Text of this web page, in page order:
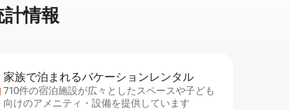
情⁠報
家族で泊まれるバ⁠ケ⁠ー⁠シ⁠ョ⁠ンレ⁠ン⁠タ⁠ル
710件の宿泊施設が広々としたスペースや子ども
向けのアメニティ・設備を提供しています